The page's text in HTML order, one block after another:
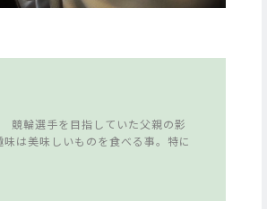
競輪選手を目指していた父親の影
は美味しいものを食べる事。特に